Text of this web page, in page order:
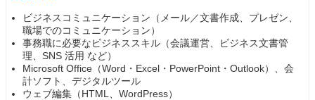
ビジネスコミュニケーション（メール／文書作成、プレゼン、
職場でのコミュニケーション）
事務職に必要なビジネススキル（会議運営、ビジネス文書管
理、SNS 活用 など）
Microsoft Office（Word・Excel・PowerPoint・Outlook）、会
計ソフト、デジタルツール
ウェブ編集（HTML、WordPress）